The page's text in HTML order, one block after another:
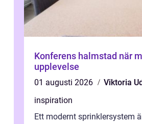
Konferens halmstad när mötet blir en
upplevelse
01 augusti 2026
Viktoria
inspiration
Ett modernt sprinklersystem